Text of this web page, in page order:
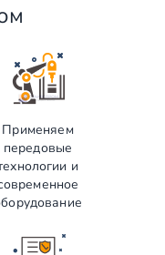
Применяем
передовые
и